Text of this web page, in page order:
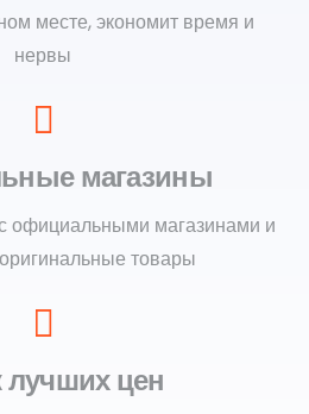
месте, экономит время и
нервы
магазины
официальными магазинами и
товары
лучших цен